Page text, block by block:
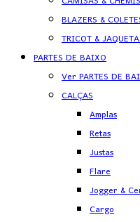
BLAZERS &
TRICOT &
PARTES DE BAIXO
Ver PARTES DE
CALÇAS
Amplas
Retas
Justas
Flare
Jogger &
Cargo